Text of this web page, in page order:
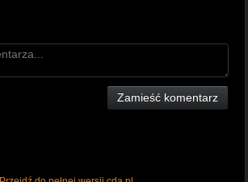
Zamieść komentarz